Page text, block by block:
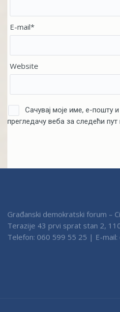
E-mail*
Website
Сачувај моје име, е-пошту
прегледачу веба за следећи
Građanski demokratski forum –
Terazije 43 prvi sprat stan 2,
Telefon: 060 599 55 25 | E-